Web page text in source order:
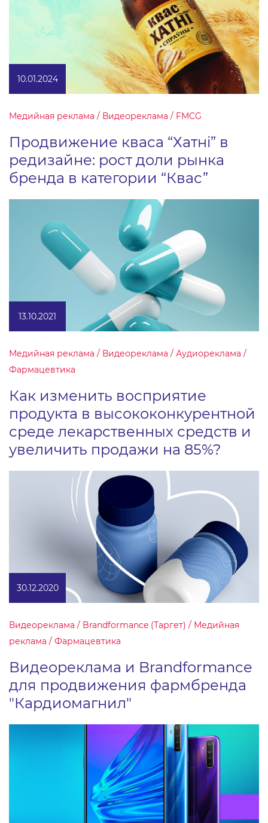
10.01.2024
Медийная реклама / Видеореклама / FMCG
Продвижение кваса “Хатнi” в
редизайне: рост доли рынка
бренда в категории “Квас”
13.10.2021
Медийная реклама / Видеореклама / Аудиореклама /
Фармацевтика
Как изменить восприятие
продукта в высококонкурентной
среде лекарственных средств и
увеличить продажи на 85%?
30.12.2020
Видеореклама / Brandformance (Таргет) / Медийная
реклама / Фармацевтика
Видеореклама и Brandformance
для продвижения фармбренда
"Кардиомагнил"